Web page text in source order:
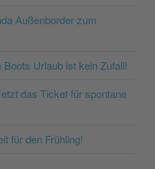
Außenborder zum
Urlaub ist kein Zufall!
das Ticket für spontane
für den Frühling!